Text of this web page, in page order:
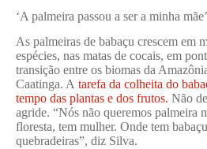
‘A palmeira passou a ser a minha mãe’
As palmeiras de babaçu crescem em
espécies, nas matas de cocais, em
transição entre os biomas da
Caatinga. A tarefa da colheita do
tempo das plantas e dos frutos. Não
agride. “Nós não queremos palmeira
floresta, tem mulher. Onde tem
quebradeiras”, diz Silva.